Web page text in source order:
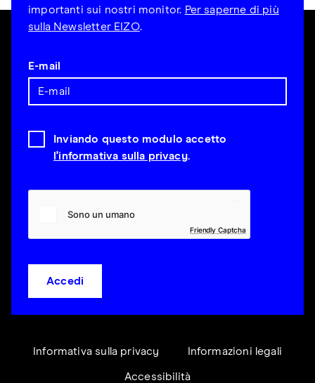
importanti sui nostri monitor. Per saperne di più
sulla Newsletter EIZO.
E-mail
Inviando questo modulo accetto
l'informativa sulla privacy.
Friendly Captcha
Accedi
Informativa sulla privacy Informazioni legali
Accessibilità